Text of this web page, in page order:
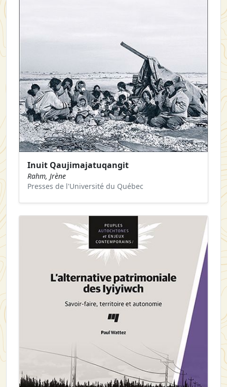
Inuit Qaujimajatuqangit
Rahm, Jrène
Presses de l'Université du Québec